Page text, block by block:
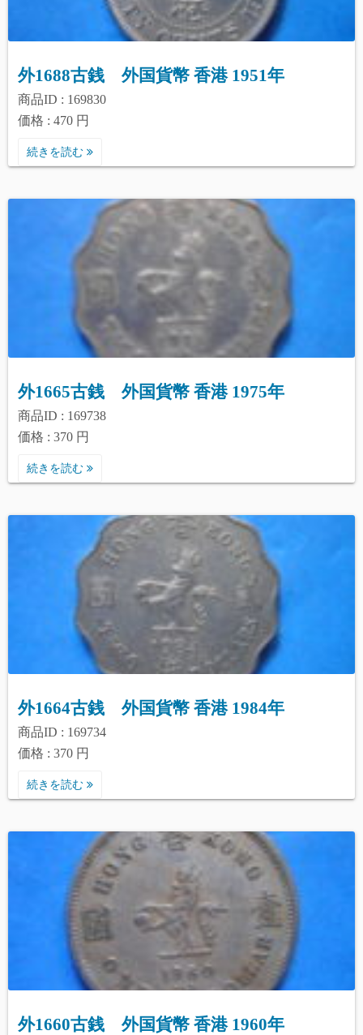
外1688古銭 外国貨幣 香港 1951年
商品ID : 169830
価格 : 470 円
続きを読む
外1665古銭 外国貨幣 香港 1975年
商品ID : 169738
価格 : 370 円
続きを読む
外1664古銭 外国貨幣 香港 1984年
商品ID : 169734
価格 : 370 円
続きを読む
外1660古銭 外国貨幣 香港 1960年